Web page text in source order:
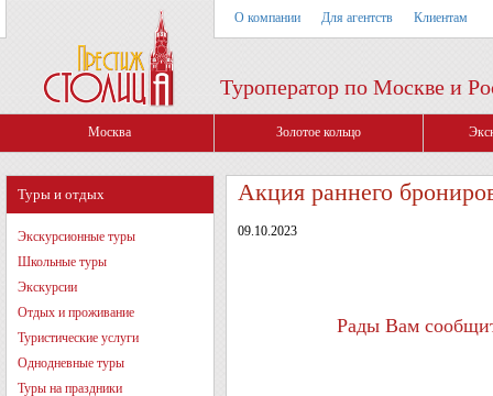
О компании Для агентств Клиентам
Туроператор по Москве и
Москва Золотое кольцо
Туры и отдых
Экскурсионные туры
Школьные туры
Экскурсии
Отдых и проживание
Туристические услуги
Однодневные туры
Туры на праздники
Акция раннего
09.10.2023
Рады Вам